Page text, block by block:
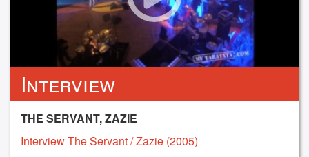
Interview
THE SERVANT, ZAZIE
Interview The Servant / Zazie (2005)